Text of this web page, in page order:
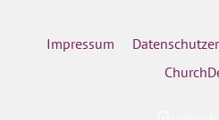
Impressum